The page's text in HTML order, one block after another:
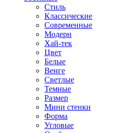
Стиль
Классические
Современные
Модерн
Хай-тек
Цвет
Белые
Венге
Светлые
Темные
Размер
Мини стенки
Форма
Угловые